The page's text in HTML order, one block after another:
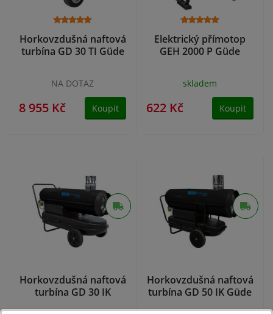
Horkovzdušná naftová
turbína GD 30 TI Güde
NA DOTAZ
8 955 Kč Koupit
Elektrický přímotop
GEH 2000 P Güde
skladem
622 Kč Koupit
Horkovzdušná naftová
turbína GD 30 IK
Horkovzdušná naftová
turbína GD 50 IK Güde